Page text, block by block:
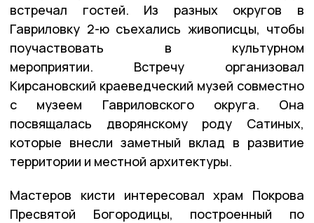
встречал гостей. Из разных округов в
Гавриловку 2-ю съехались живописцы, чтобы
поучаствовать в культурном
мероприятии. Встречу организовал
Кирсановский краеведческий музей совместно
с музеем Гавриловского округа. Она
посвящалась дворянскому роду Сатиных,
которые внесли заметный вклад в развитие
территории и местной архитектуры.
Мастеров кисти интересовал храм Покрова
Пресвятой Богородицы, построенный по